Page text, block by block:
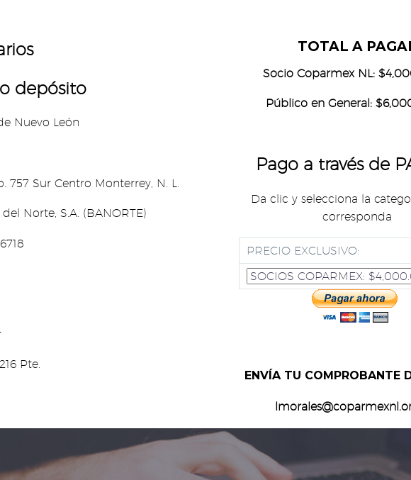
depósito
Nuevo León
Centro Monterrey, N. L.
S.A. (BANORTE)
Pte.
TOTAL A
Socio Coparmex NL:
Público en General:
Pago a través de
Da clic y selecciona la
corresponda
PRECIO EXCLUSIVO:
ENVÍA TU COMPROBANTE